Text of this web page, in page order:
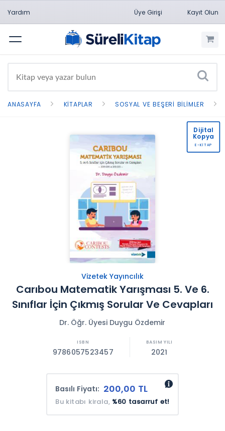
Yardım Üye Girişi Kayıt Olun
Menü
ANASAYFA KITAPLAR SOSYAL VE BEŞERI BILIMLER
Vizetek Yayıncılık
Carıbou Matematik Yarışması 5. Ve 6.
Sınıflar İçin Çıkmış Sorular Ve Cevapları
Dr. Öğr. Üyesi Duygu Özdemir
9786057523457 2021
Basılı Fiyatı: 200,00 TL
Bu kitabı kirala, %60 tasarruf et!
Dijital
Kopya
E-KİTAP